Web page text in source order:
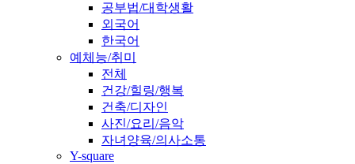
공부법/대학생활
외국어
한국어
예체능/취미
전체
건강/힐링/행복
건축/디자인
사진/요리/음악
자녀양육/의사소통
Y-square